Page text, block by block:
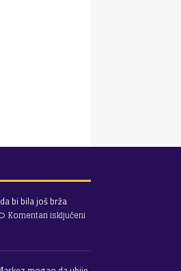
bi bila još brža
Komentari isključeni